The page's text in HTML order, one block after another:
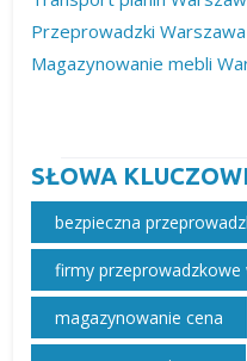
Przeprowadzki Warszawa
Magazynowanie mebli
SŁOWA
bezpieczna
firmy przeprowadzkowe
magazynowanie cena